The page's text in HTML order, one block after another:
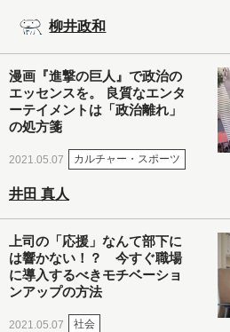
柳井政和
漫画『進撃の巨人』で政治の
エッセンスを。 良質なエンタ
ーテイメントは「政治離れ」
の処方箋
2021.05.07 カルチャー・スポーツ
井田 真人
上司の「応援」なんて部下に
は響かない！？ 今すぐ職場
に導入するべきモチベーショ
ンアップの方法
2021.05.07 社会